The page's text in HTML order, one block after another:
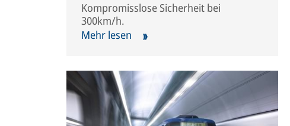
Kompromisslose Sicherheit bei
300km/h.
Mehr lesen